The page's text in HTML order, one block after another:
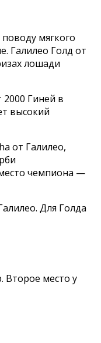
мягкого
Галилео Голд от
лошади
Гиней в
высокий
от Галилео,
чемпиона —
Для Голда
Второе место у